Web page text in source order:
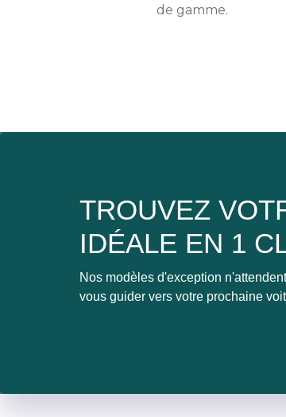
de gamme.
TROUVEZ
IDÉALE EN 1
Nos modèles d'exception
vous guider vers votre prochaine